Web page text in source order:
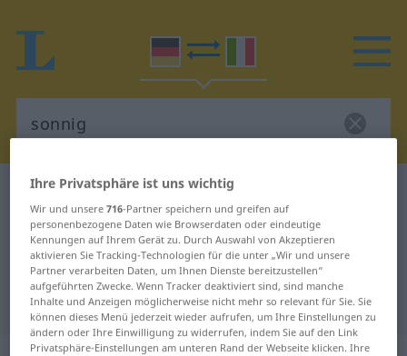
Deutsch-Italienisch Wörterbuch
Deutsch-Italienisch Übersetzung
für "sonnig"
"sonnig" Italienisch Übersetzung
Ihre Privatsphäre ist uns wichtig
Wir und unsere716-Partner speichern und greifen auf
personenbezogene Daten wie Browserdaten oder eindeutige
Kennungen auf Ihrem Gerät zu. Durch Auswahl von Akzeptieren
aktivieren Sie Tracking-Technologien für die unter „Wir und unsere
Partner verarbeiten Daten, um Ihnen Dienste bereitzustellen“
aufgeführten Zwecke. Wenn Tracker deaktiviert sind, sind manche
Inhalte und Anzeigen möglicherweise nicht mehr so relevant für Sie. Sie
können dieses Menü jederzeit wieder aufrufen, um Ihre Einstellungen zu
ändern oder Ihre Einwilligung zu widerrufen, indem Sie auf den Link
Privatsphäre-Einstellungen am unteren Rand der Webseite klicken. Ihre